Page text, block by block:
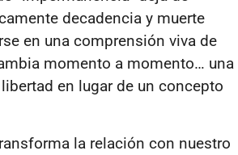
decadencia y muerte
en una comprensión viva de
momento a momento… una
en lugar de un concepto
la relación con nuestro